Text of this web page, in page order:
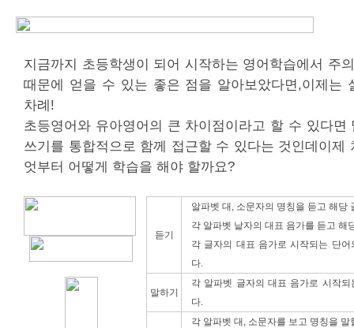
지금까지 초등학생이 되어 시작하는 영어학습에서 주
때문에 얻을 수 있는 좋은 점을 알아보았다면,이제는
차례!
초등영어와 유아영어의 큰 차이점이라고 할 수 있다면
쓰기를 통합적으로 함께 접근할 수 있다는 것인데이제
엇부터 어떻게 학습을 해야 할까요?
듣기
알파벳 대, 소문자의 명칭을 듣고 해당
각 알파벳 낱자의 대표 음가를 듣고 해
각 글자의 대표 음가로 시작되는 단
다.
말하기
각 알파벳 글자의 대표 음가로 시작
다.
각 알파벳 대, 소문자를 보고 명칭을 말